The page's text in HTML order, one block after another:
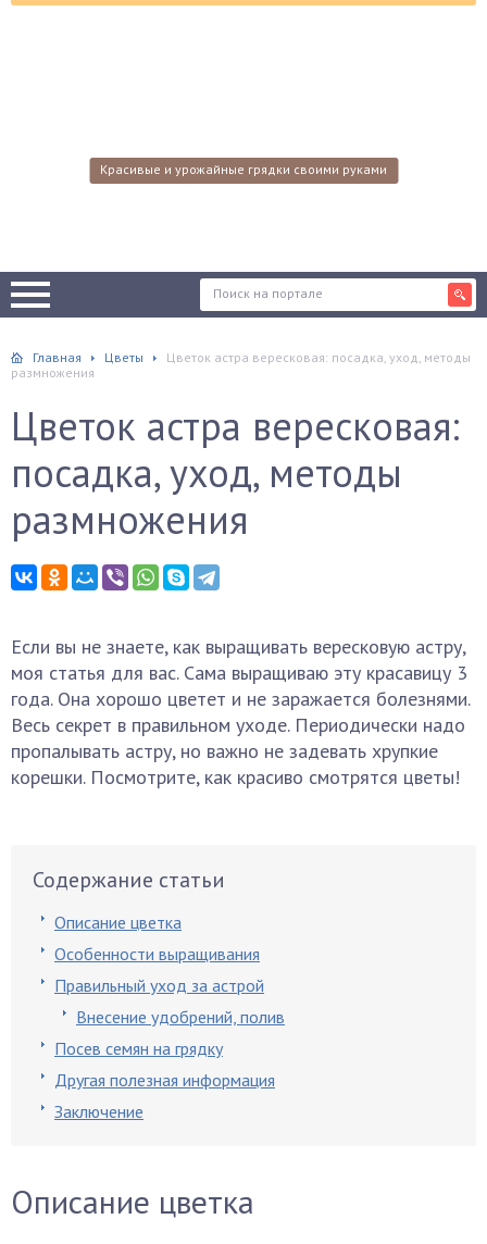
Красивые и урожайные грядки своими руками
Главная Цветы
Цветок астра вересковая: посадка, уход, методы
размножения
Цветок астра вересковая:
посадка, уход, методы
размножения
Если вы не знаете, как выращивать вересковую астру,
моя статья для вас. Сама выращиваю эту красавицу 3
года. Она хорошо цветет и не заражается болезнями.
Весь секрет в правильном уходе. Периодически надо
пропалывать астру, но важно не задевать хрупкие
корешки. Посмотрите, как красиво смотрятся цветы!
Содержание статьи
Описание цветка
Особенности выращивания
Правильный уход за астрой
Внесение удобрений, полив
Посев семян на грядку
Другая полезная информация
Заключение
Описание цветка